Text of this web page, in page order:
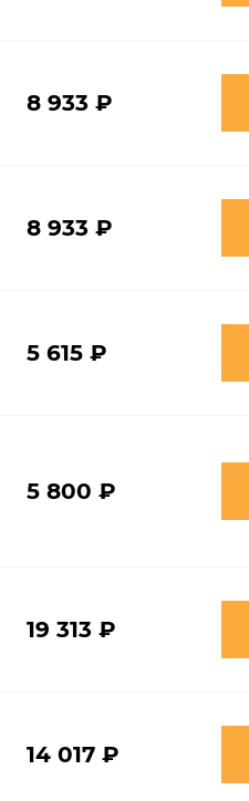
8 933 ₽
8 933 ₽
5 615 ₽
5 800 ₽
19 313 ₽
14 017 ₽